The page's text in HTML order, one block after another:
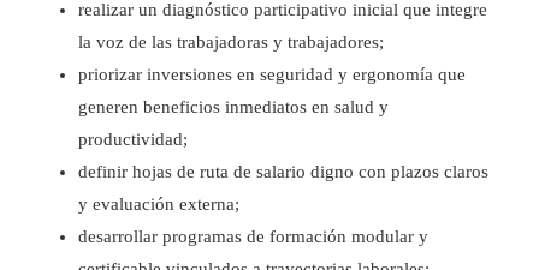
realizar un diagnóstico participativo inicial que integre
la voz de las trabajadoras y trabajadores;
priorizar inversiones en seguridad y ergonomía que
generen beneficios inmediatos en salud y
productividad;
definir hojas de ruta de salario digno con plazos claros
y evaluación externa;
desarrollar programas de formación modular y